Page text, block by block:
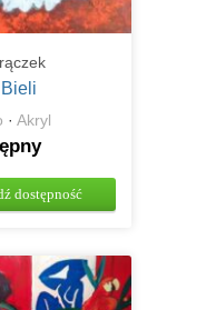
· Akryl
dostępność